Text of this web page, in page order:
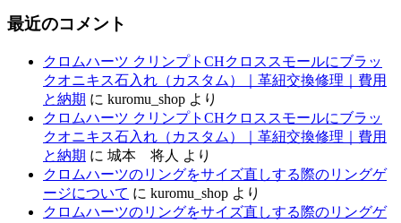
最近のコメント
クロムハーツ クリンプトCHクロススモールにブラッ
クオニキス石入れ（カスタム）｜革紐交換修理｜費用
と納期 に kuromu_shop より
クロムハーツ クリンプトCHクロススモールにブラッ
クオニキス石入れ（カスタム）｜革紐交換修理｜費用
と納期 に 城本 将人 より
クロムハーツのリングをサイズ直しする際のリングゲ
ージについて に kuromu_shop より
クロムハーツのリングをサイズ直しする際のリングゲ